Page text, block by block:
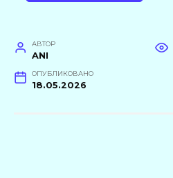
АВТОР
ANI
ОПУБЛИКОВАНО
18.05.2026